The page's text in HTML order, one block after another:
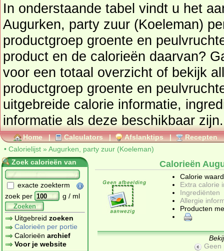
In onderstaande tabel vindt u het
Augurken, party zuur (Koeleman) per
productgroep groente en
product en de
voor een totaal overzicht of bekijk alle producten uit de
productgroep groente en
uitgebreide calorie informatie,
informatie als deze beschikbaar zijn.
Home | Calculators | Afslanktips | Recepten
• Calorielijst » Augurken, party zuur (Koeleman)
Zoek calorieën van
exacte zoekterm
zoek per
g / ml
Zoeken
Uitgebreid zoeken
Calorieën per portie
Calorieën archief
Voor je website
Calorieën
Calorie
Extra calorie
Ingrediënten
Allergie
Producten
Geen